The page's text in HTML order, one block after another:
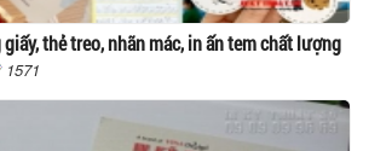
thẻ treo, nhãn mác, in ấn tem chất lượng
1571